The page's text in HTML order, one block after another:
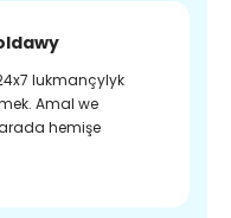
lukmançylyk
Amal we
hemişe